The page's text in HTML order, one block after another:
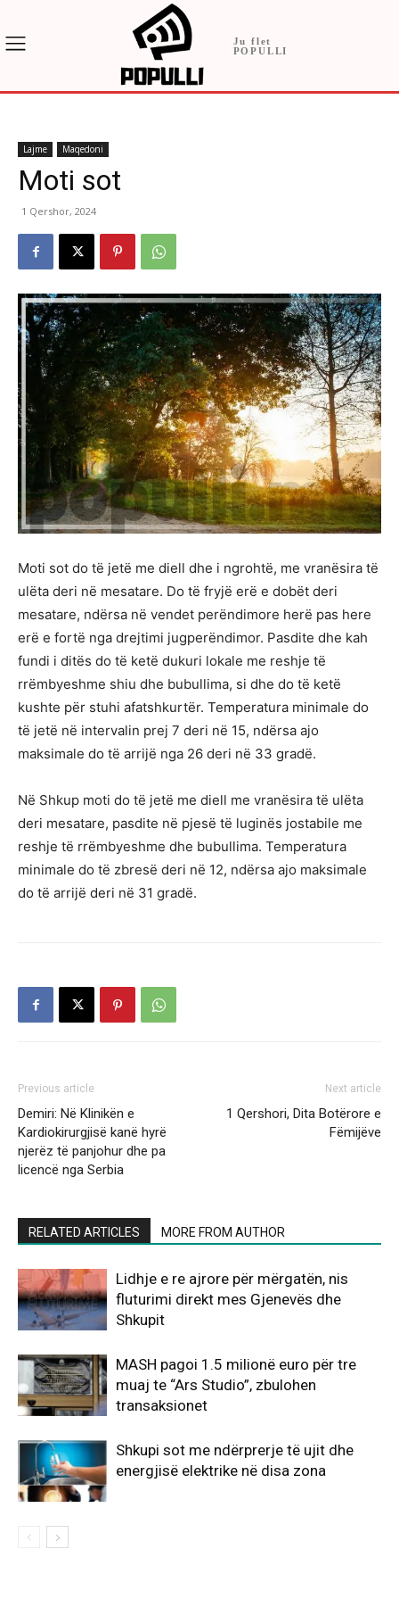
Ju flet
POPULLI
Lajme Maqedoni
Moti sot
1 Qershor, 2024
Moti sot do të jetë me diell dhe i ngrohtë, me vranësira të
ulëta deri në mesatare. Do të fryjë erë e dobët deri
mesatare, ndërsa në vendet perëndimore herë pas here
erë e fortë nga drejtimi jugperëndimor. Pasdite dhe kah
fundi i ditës do të ketë dukuri lokale me reshje të
rrëmbyeshme shiu dhe bubullima, si dhe do të ketë
kushte për stuhi afatshkurtër. Temperatura minimale do
të jetë në intervalin prej 7 deri në 15, ndërsa ajo
maksimale do të arrijë nga 26 deri në 33 gradë.
Në Shkup moti do të jetë me diell me vranësira të ulëta
deri mesatare, pasdite në pjesë të luginës jostabile me
reshje të rrëmbyeshme dhe bubullima. Temperatura
minimale do të zbresë deri në 12, ndërsa ajo maksimale
do të arrijë deri në 31 gradë.
Previous article
Demiri: Në Klinikën e
Kardiokirurgjisë kanë hyrë
njerëz të panjohur dhe pa
licencë nga Serbia
Next article
1 Qershori, Dita Botërore e
Fëmijëve
RELATED ARTICLES MORE FROM AUTHOR
Lidhje e re ajrore për mërgatën, nis
fluturimi direkt mes Gjenevës dhe
Shkupit
MASH pagoi 1.5 milionë euro për tre
muaj te “Ars Studio”, zbulohen
transaksionet
Shkupi sot me ndërprerje të ujit dhe
energjisë elektrike në disa zona